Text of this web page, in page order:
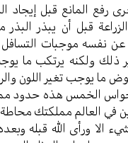
رفع المانع قبل إیجاد
قبل أن یبذر
نفسه موجبات
ذلك ولکنه یرتکب ما
ما یوجب تغیر اللون
الخمس هذه حدود
العالم مملکتك محاطة
الا ورأى الله قبله